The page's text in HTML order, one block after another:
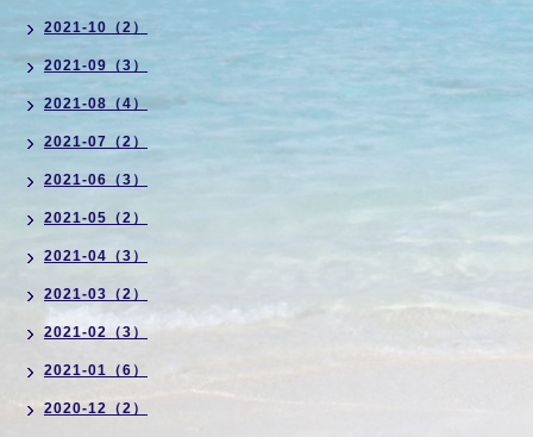
2021-10（2）
2021-09（3）
2021-08（4）
2021-07（2）
2021-06（3）
2021-05（2）
2021-04（3）
2021-03（2）
2021-02（3）
2021-01（6）
2020-12（2）